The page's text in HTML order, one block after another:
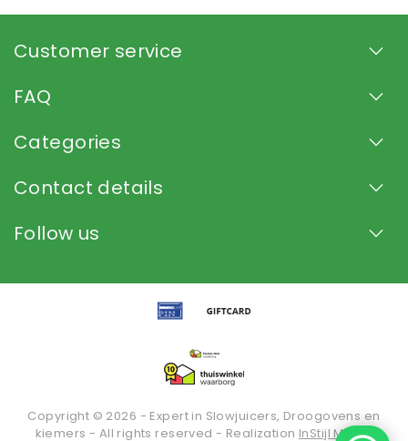
Customer service
FAQ
Categories
Contact details
Follow us
Copyright © 2026 - Expert in Slowjuicers, Droogovens en
kiemers - All rights reserved - Realization InStijl Media